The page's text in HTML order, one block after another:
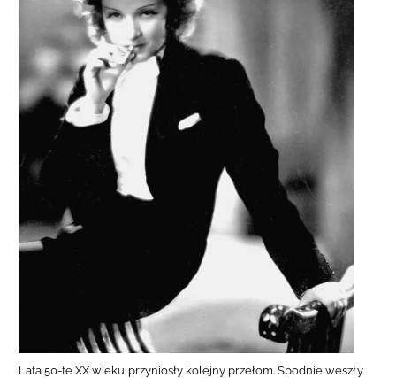
Lata 50-te XX wieku przyniosły kolejny przełom. Spodnie weszły